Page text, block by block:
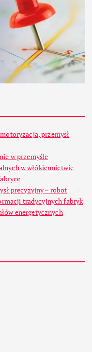
przemysł
w przemyśle
w włókiennictwie
precyzyjny – robot
tradycyjnych fabryk
energetycznych